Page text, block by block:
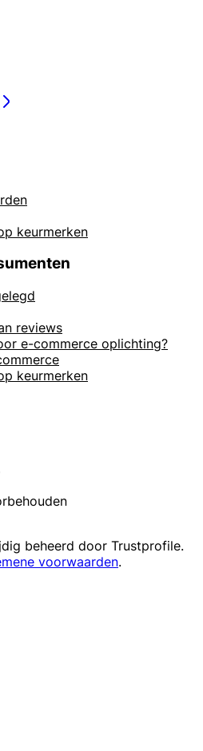
keurmerken
reviews
e-commerce oplichting?
keurmerken
beheerd door Trustprofile.
voorwaarden.